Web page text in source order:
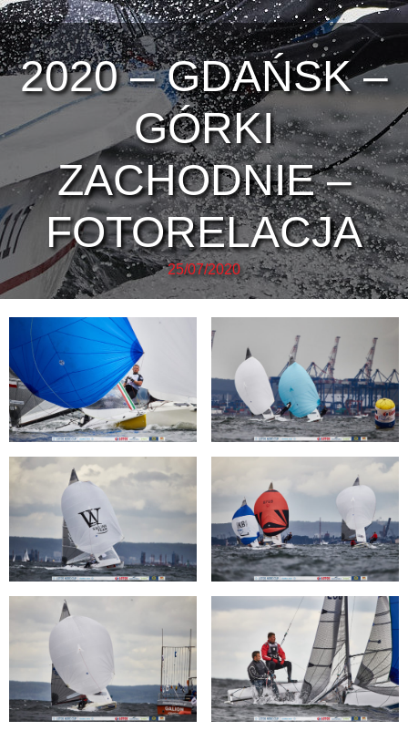
2020 – GDAŃSK –
GÓRKI
ZACHODNIE –
FOTORELACJA
25/07/2020